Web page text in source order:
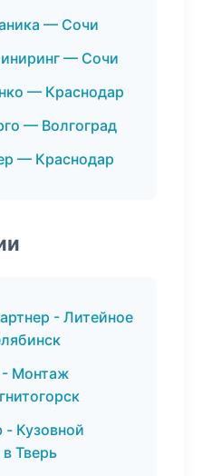
— Сочи
— Сочи
— Краснодар
— Волгоград
— Краснодар
- Литейное
- Монтаж
Кузовной
Тверь